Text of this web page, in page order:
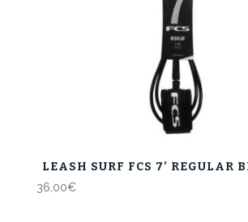
LEASH SURF FCS 7′ REGULAR
36,00€